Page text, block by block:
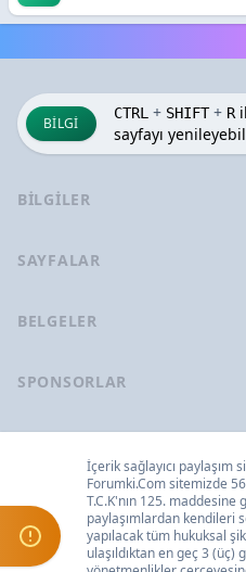
BILGI
CTRL + SHIFT + R
sayfayı
BILGILER
SAYFALAR
BELGELER
SPONSORLAR
İçerik sağlayıcı
Forumki.Comsitemizde
T.C.K'nın 125. maddesine
paylaşımlardan kendileri
yapılacak tüm hukuksal
ulaşıldıktan en geç 3